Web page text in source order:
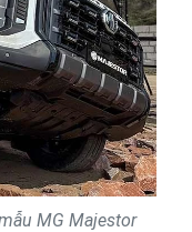
MG Majestor